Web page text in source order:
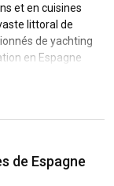
et en cuisines
littoral de
de yachting
en Espagne
et un climat
votre
doux et
et ses villes
de Espagne